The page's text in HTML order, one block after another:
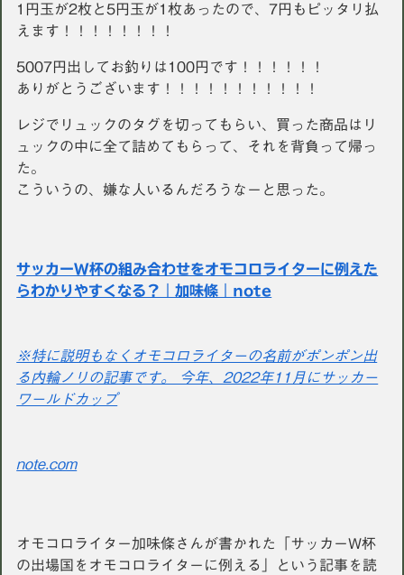
1円玉が2枚と5円玉が1枚あったので、7円もピッタリ払
えます！！！！！！！！
5007円出してお釣りは100円です！！！！！！
ありがとうございます！！！！！！！！！！！
レジでリュックのタグを切ってもらい、買った商品はリ
ュックの中に全て詰めてもらって、それを背負って帰っ
た。
こういうの、嫌な人いるんだろうなーと思った。
サッカーW杯の組み合わせをオモコロライターに例えた
らわかりやすくなる？｜加味條｜note
※特に説明もなくオモコロライターの名前がポンポン出
る内輪ノリの記事です。 今年、2022年11月にサッカー
ワールドカップ
note.com
オモコロライター加味條さんが書かれた「サッカーW杯
の出場国をオモコロライターに例える」という記事を読